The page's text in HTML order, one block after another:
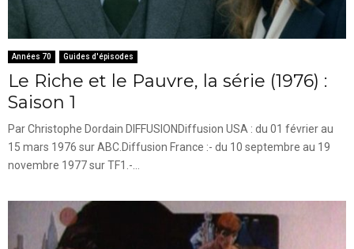
Années 70 Guides d'épisodes
Le Riche et le Pauvre, la série (1976) :
Saison 1
Par Christophe Dordain DIFFUSIONDiffusion USA : du 01 février au
15 mars 1976 sur ABC.Diffusion France :- du 10 septembre au 19
novembre 1977 sur TF1.-...